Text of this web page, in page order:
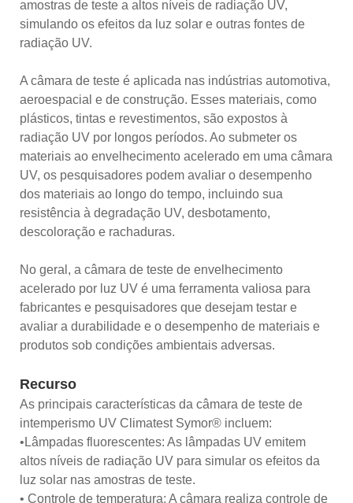
amostras de teste a altos níveis de radiação UV,
simulando os efeitos da luz solar e outras fontes de
radiação UV.
A câmara de teste é aplicada nas indústrias automotiva,
aeroespacial e de construção. Esses materiais, como
plásticos, tintas e revestimentos, são expostos à
radiação UV por longos períodos. Ao submeter os
materiais ao envelhecimento acelerado em uma câmara
UV, os pesquisadores podem avaliar o desempenho
dos materiais ao longo do tempo, incluindo sua
resistência à degradação UV, desbotamento,
descoloração e rachaduras.
No geral, a câmara de teste de envelhecimento
acelerado por luz UV é uma ferramenta valiosa para
fabricantes e pesquisadores que desejam testar e
avaliar a durabilidade e o desempenho de materiais e
produtos sob condições ambientais adversas.
Recurso
As principais características da câmara de teste de
intemperismo UV Climatest Symor® incluem:
•Lâmpadas fluorescentes: As lâmpadas UV emitem
altos níveis de radiação UV para simular os efeitos da
luz solar nas amostras de teste.
• Controle de temperatura: A câmara realiza controle de